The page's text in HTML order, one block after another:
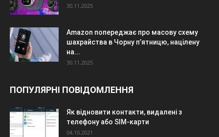
30.11.2025
Amazon попереджає про масову схему
шахрайства в Чорну п’ятницю, націлену
на...
30.11.2025
ПОПУЛЯРНІ ПОВІДОМЛЕННЯ
Як відновити контакти, видалені з
телефону або SIM-карти
04.10.2021